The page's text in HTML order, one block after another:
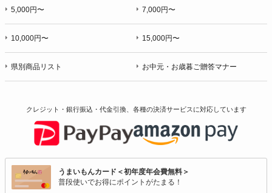
5,000円〜 7,000円〜
10,000円〜 15,000円〜
県別商品リスト お中元・お歳暮ご贈答マナー
クレジット・銀行振込・代金引換、各種の決済サービスに対応しています
うまいもんカード＜初年度年会費無料＞
普段使いでお得にポイントがたまる！